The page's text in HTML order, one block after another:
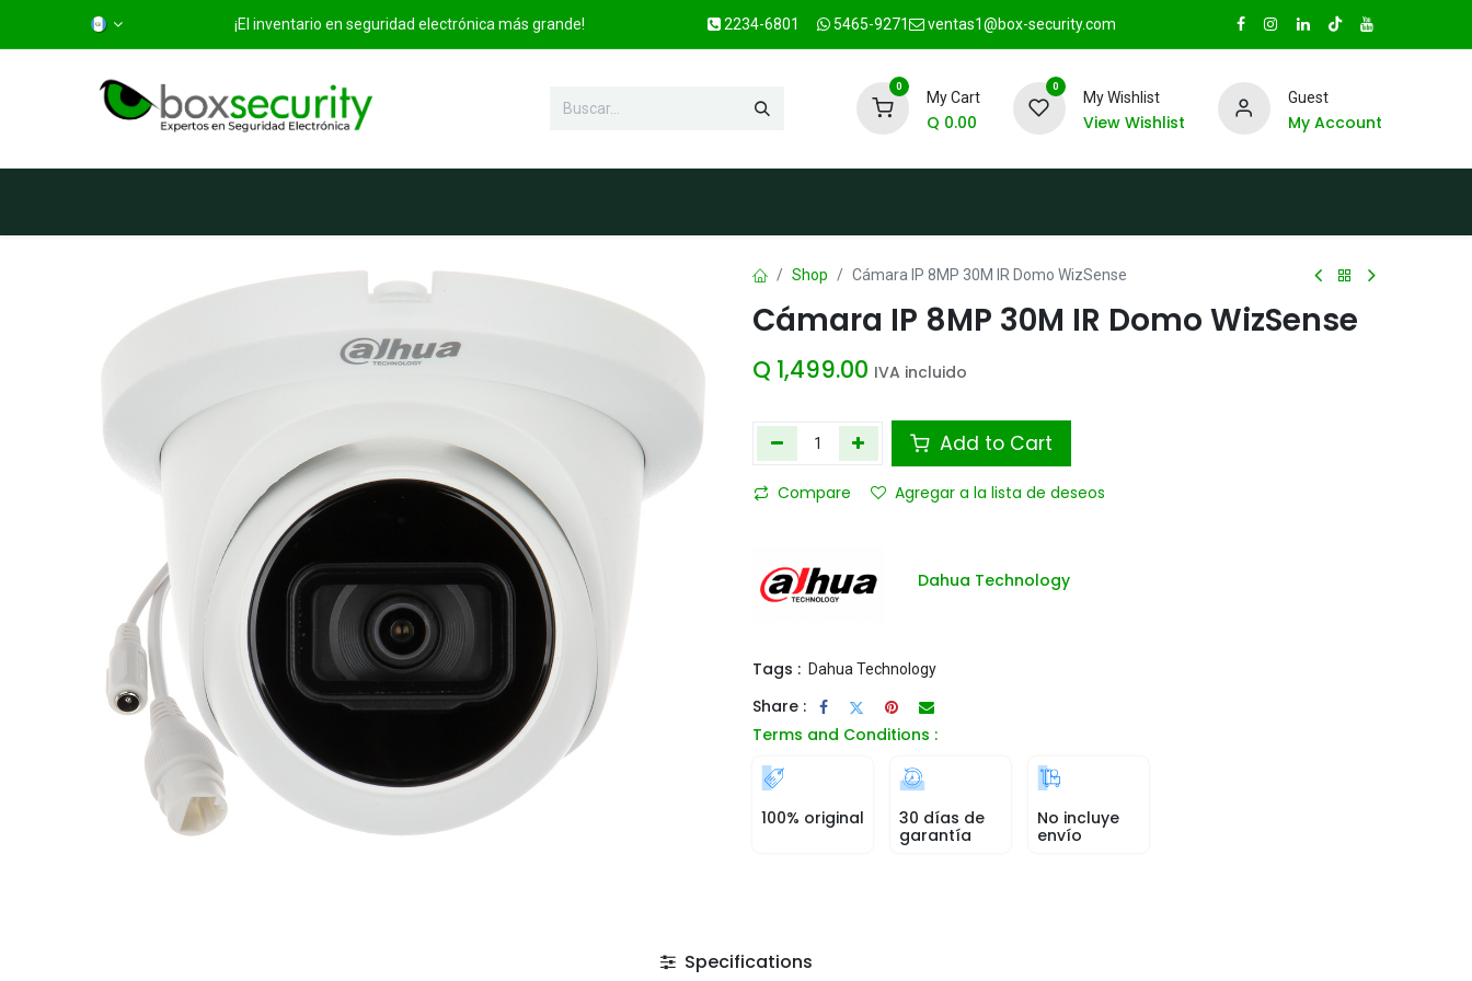
¡El inventario en seguridad electrónica más grande! 2234-6801 5465-9271 ventas1@box-security.com
0
My Cart
Q 0.00
0
My Wishlist
View Wishlist
Guest
My Account
Shop Cámara IP 8MP 30M IR Domo WizSense
Cámara IP 8MP 30M IR Domo WizSense
Q 1,499.00 IVA incluido
Add to Cart
Compare Agregar a la lista de deseos
Dahua Technology
Tags : Dahua Technology
Share :
Terms and Conditions :
100% original
30 días de
garantía
No incluye
envío
Specifications